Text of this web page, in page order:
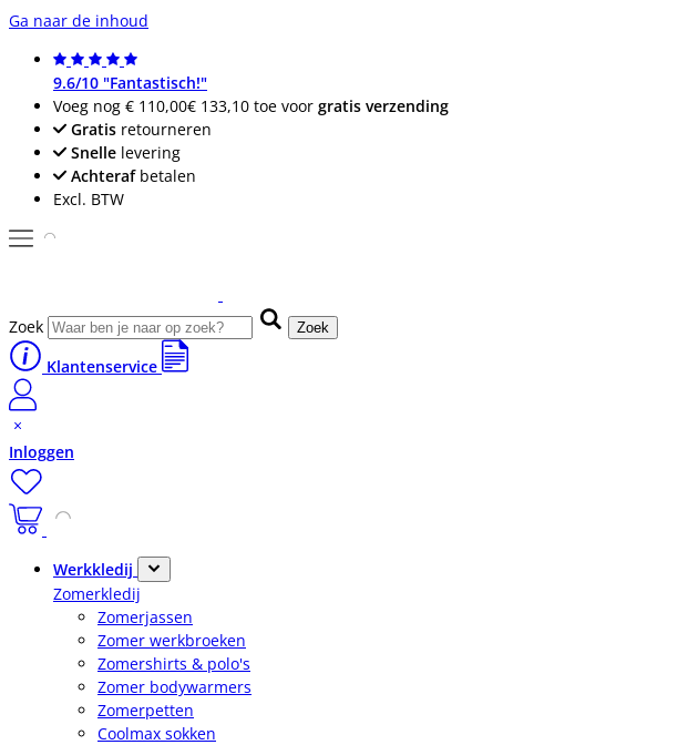
Ga naar de inhoud
9.6/10 "Fantastisch!"
Voeg nog € 110,00€ 133,10 toe voor gratis verzending
Gratis retourneren
Snelle levering
Achterafbetalen
Excl. BTW
Zoek Zoek
Klantenservice
Inloggen
Werkkledij
Zomerkledij
Zomerjassen
Zomer werkbroeken
Zomershirts & polo's
Zomer bodywarmers
Zomerpetten
Coolmax sokken